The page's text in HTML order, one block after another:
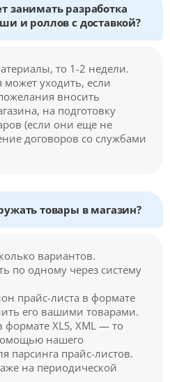
занимать разработка
и роллов с доставкой?
то 1-2 недели.
уходить, если
вносить
на подготовку
(если они еще не
договоров со службами
товары в магазин?
вариантов.
по одному через систему
прайс-листа в формате
его вашими товарами.
формате XLS, XML — то
нашего
парсинга прайс-листов.
на периодической